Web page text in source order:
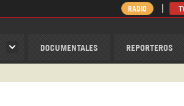
DOCUMENTALES REPORTEROS
RADIO